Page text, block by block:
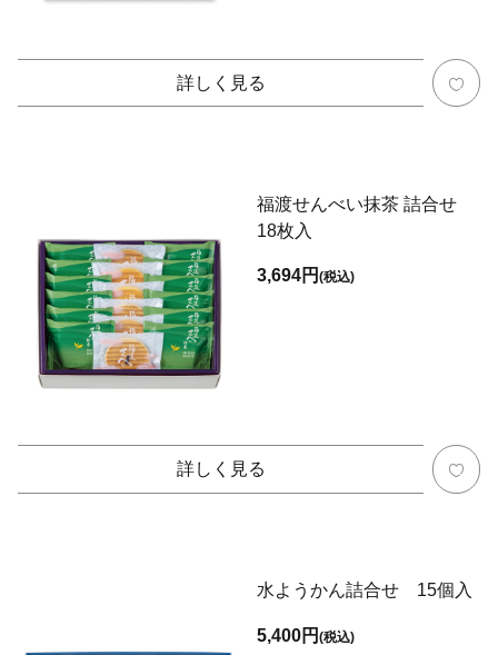
詳しく見る
福渡せんべい抹茶 詰合せ
18枚入
3,694円(税込)
詳しく見る
水ようかん詰合せ 15個入
5,400円(税込)